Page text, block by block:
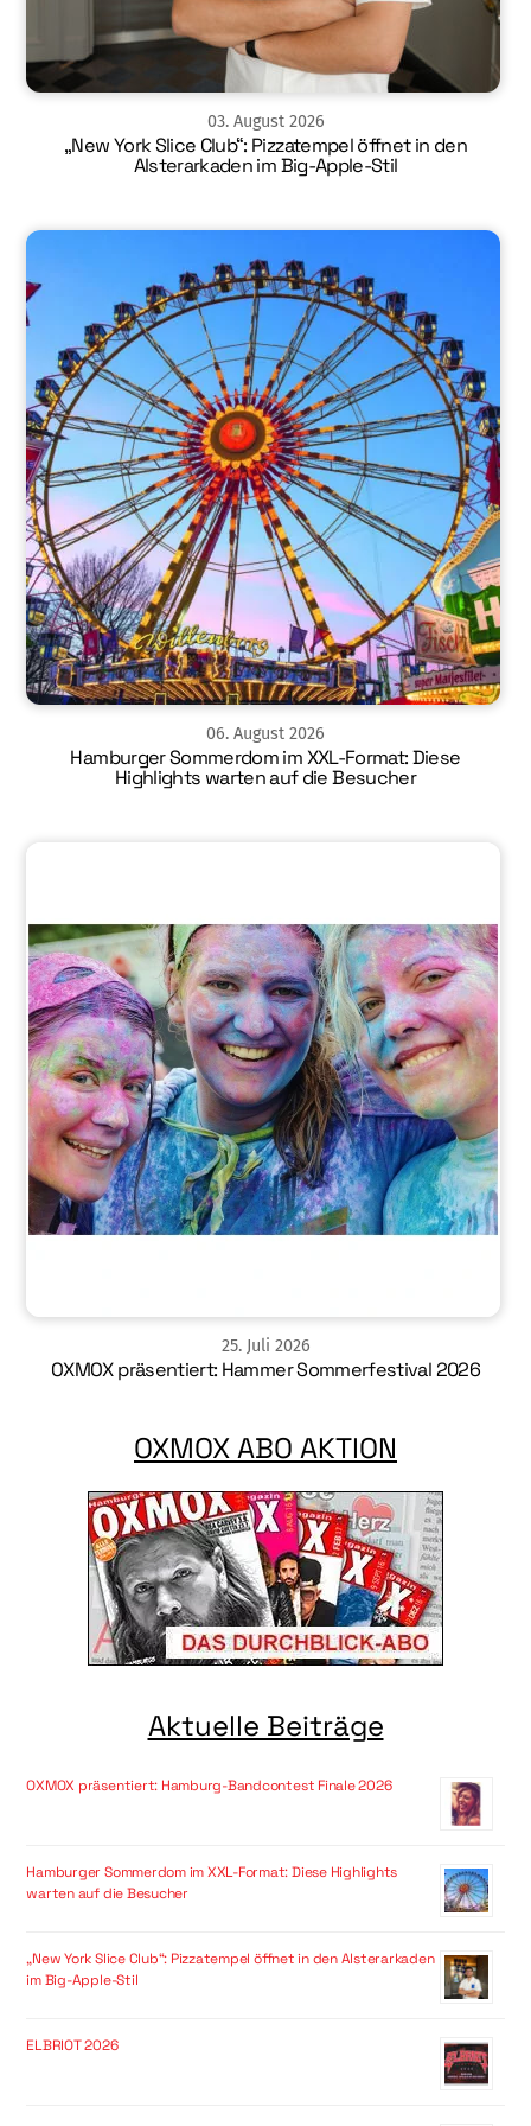
03. August 2026
„New York Slice Club“: Pizzatempel öffnet in den
Alsterarkaden im Big-Apple-Stil
06. August 2026
Hamburger Sommerdom im XXL-Format: Diese
Highlights warten auf die Besucher
25. Juli 2026
OXMOX präsentiert: Hammer Sommerfestival 2026
OXMOX ABO AKTION
Aktuelle Beiträge
OXMOX präsentiert: Hamburg-Bandcontest Finale 2026
Hamburger Sommerdom im XXL-Format: Diese Highlights
warten auf die Besucher
„New York Slice Club“: Pizzatempel öffnet in den Alsterarkaden
im Big-Apple-Stil
ELBRIOT 2026